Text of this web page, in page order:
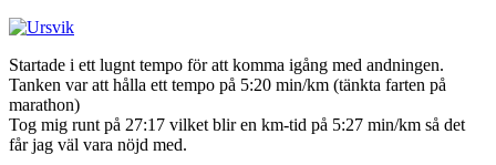
Startade i ett lugnt tempo för att komma igång med andningen.
Tanken var att hålla ett tempo på 5:20 min/km (tänkta farten på
marathon)
Tog mig runt på 27:17 vilket blir en km-tid på 5:27 min/km så det
får jag väl vara nöjd med.